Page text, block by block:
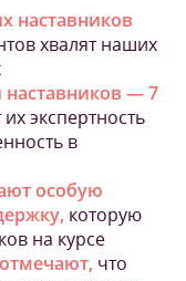
наставников
хвалят наших
— 7
экспертность
в
особую
которую
на курсе
что